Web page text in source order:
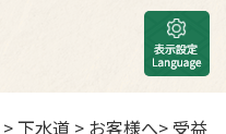
>下水道 > お客様へ> 受益